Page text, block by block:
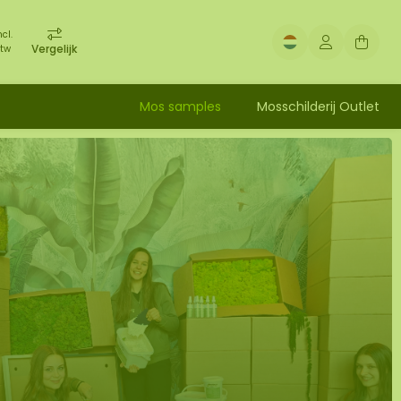
Vergelijk
Mos samples Mosschilderij Outlet